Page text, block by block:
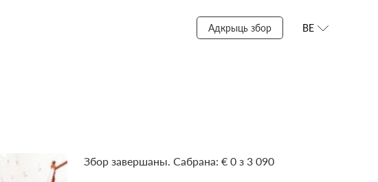
Адкрыць збор BE
Збор завершаны. Сабрана: € 0 з 3 090